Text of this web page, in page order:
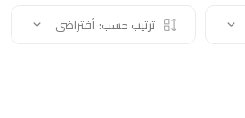
ترتيب حسب: أفتراضى